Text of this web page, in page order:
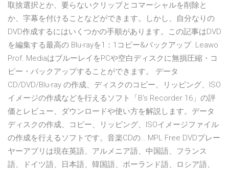
取捨選択とか、要らないクリップとコマーシャルを削除と
か、字幕を付けることなどができます。しかし、自分なりの
DVD作成するにはいくつかの手順があります。この記事はDVD
を編集する最高の Blu-rayを1：1コピー&バックアップ. Leawo
Prof. MediaはブルーレイをPCや空白ディスクに無損圧縮・コ
ピー・バックアップすることができます。 データ
CD/DVD/Blu-ray の作成、ディスクのコピー、リッピング、ISO
イメージの作成などを行えるソフト「B's Recorder 16」の評
価とレビュー、ダウンロードや使い方を解説します。データ
ディスクの作成、コピー、リッピング、ISOイメージファイル
の作成を行えるソフトです。音楽CDの… MPL Free DVDプレー
ヤーアプリは現在英語、アルメニア語、中国語、フランス
語、ドイツ語、日本語、韓国語、ポーランド語、ロシア語、